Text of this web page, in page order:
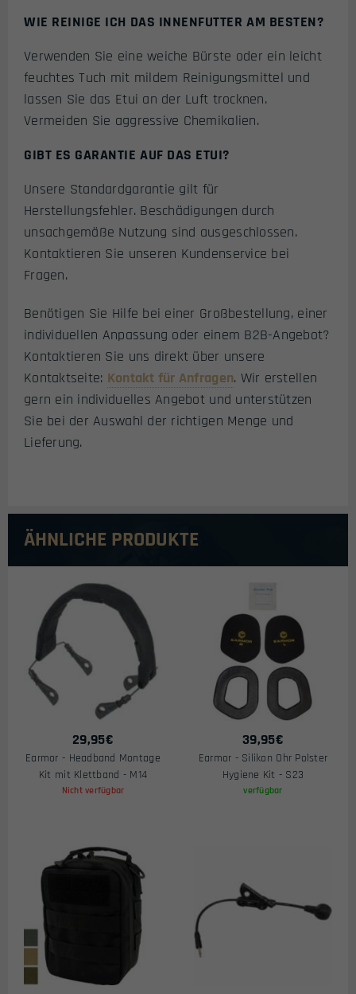
WIE REINIGE ICH DAS INNENFUTTER AM BESTEN?
Verwenden Sie eine weiche Bürste oder ein leicht
feuchtes Tuch mit mildem Reinigungsmittel und
lassen Sie das Etui an der Luft trocknen.
Vermeiden Sie aggressive Chemikalien.
GIBT ES GARANTIE AUF DAS ETUI?
Unsere Standardgarantie gilt für
Herstellungsfehler. Beschädigungen durch
unsachgemäße Nutzung sind ausgeschlossen.
Kontaktieren Sie unseren Kundenservice bei
Fragen.
Benötigen Sie Hilfe bei einer Großbestellung, einer
individuellen Anpassung oder einem B2B-Angebot?
Kontaktieren Sie uns direkt über unsere
Kontaktseite: Kontakt für Anfragen. Wir erstellen
gern ein individuelles Angebot und unterstützen
Sie bei der Auswahl der richtigen Menge und
Lieferung.
ÄHNLICHE PRODUKTE
29,95€
Earmor - Headband Montage
Kit mit Klettband - M14
Nicht verfügbar
39,95€
Earmor - Silikon Ohr Polster
Hygiene Kit - S23
verfügbar